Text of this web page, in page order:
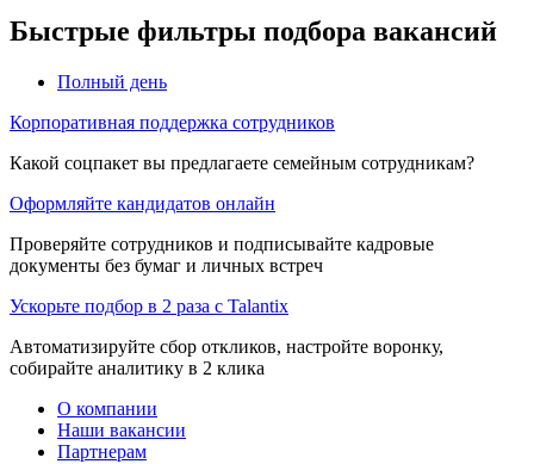
Быстрые фильтры подбора вакансий
Полный день
Корпоративная поддержка сотрудников
Какой соцпакет вы предлагаете семейным сотрудникам?
Оформляйте кандидатов онлайн
Проверяйте сотрудников и подписывайте кадровые
документы без бумаг и личных встреч
Ускорьте подбор в 2 раза с Talantix
Автоматизируйте сбор откликов, настройте воронку,
собирайте аналитику в 2 клика
О компании
Наши вакансии
Партнерам